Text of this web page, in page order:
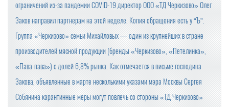
ограничений из-за пандемии COVID-19 директор ООО «ТД Черкизово» Олег
Заков направил партнерам на этой неделе. Копия обращения есть у “Ъ”.
Группа «Черкизово» семьи Михайловых — один из крупнейших в стране
производителей мясной продукции (бренды «Черкизово», «Петелинка»,
«Пава-пава») с долей 6,8% рынка. Как отмечается в письме господина
Закова, объявленные в марте несколькими указами мэра Москвы Сергея
Собянина карантинные меры могут повлечь со стороны «ТД Черкизово»